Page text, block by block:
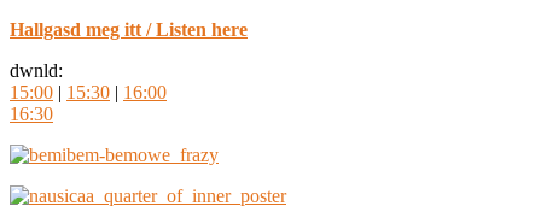
Hallgasd meg itt / Listen here
dwnld:
15:00 | 15:30 | 16:00
16:30